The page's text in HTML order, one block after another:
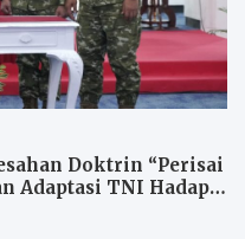
Doktrin “Perisai
Adaptasi TNI Hadapi